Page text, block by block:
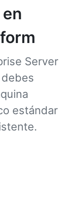
Server
estándar